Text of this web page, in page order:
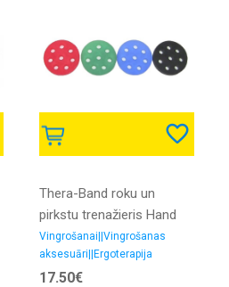
Thera-Band roku un
pirkstu trenažieris Hand
Xtrainer Sarkans - mīksts
Vingrošanai||Vingrošanas
aksesuāri||Ergoterapija
17.50€